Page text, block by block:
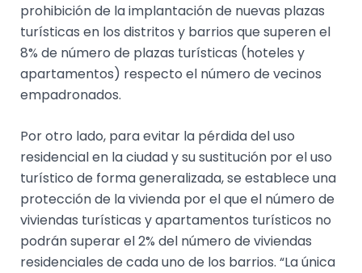
prohibición de la implantación de nuevas plazas
turísticas en los distritos y barrios que superen el
8% de número de plazas turísticas (hoteles y
apartamentos) respecto el número de vecinos
empadronados.
Por otro lado, para evitar la pérdida del uso
residencial en la ciudad y su sustitución por el uso
turístico de forma generalizada, se establece una
protección de la vivienda por el que el número de
viviendas turísticas y apartamentos turísticos no
podrán superar el 2% del número de viviendas
residenciales de cada uno de los barrios. “La única